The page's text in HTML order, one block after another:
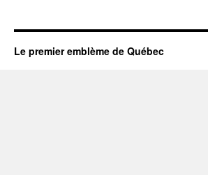
Le premier emblème de Québec